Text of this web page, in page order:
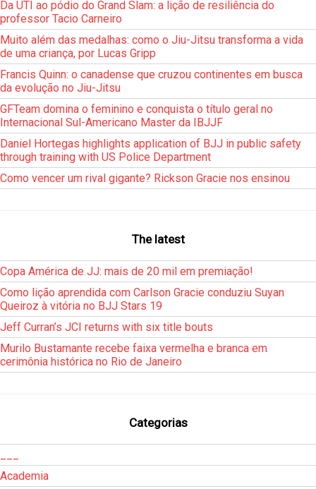
Da UTI ao pódio do Grand Slam: a lição de resiliência do
professor Tacio Carneiro
Muito além das medalhas: como o Jiu-Jitsu transforma a vida
de uma criança, por Lucas Gripp
Francis Quinn: o canadense que cruzou continentes em busca
da evolução no Jiu-Jitsu
GFTeam domina o feminino e conquista o título geral no
Internacional Sul-Americano Master da IBJJF
Daniel Hortegas highlights application of BJJ in public safety
through training with US Police Department
Como vencer um rival gigante? Rickson Gracie nos ensinou
The latest
Copa América de JJ: mais de 20 mil em premiação!
Como lição aprendida com Carlson Gracie conduziu Suyan
Queiroz à vitória no BJJ Stars 19
Jeff Curran’s JCI returns with six title bouts
Murilo Bustamante recebe faixa vermelha e branca em
cerimônia histórica no Rio de Janeiro
Categorias
Academia